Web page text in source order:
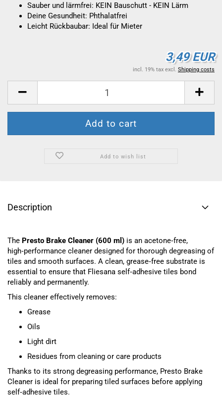
Sauber und lärmfrei: KEIN Bauschutt - KEIN Lärm
Deine Gesundheit: Phthalatfrei
Leicht Rückbaubar: Ideal für Mieter
3,49 EUR
incl. 19% tax excl. Shipping costs
Add to wish list
Description
The Presto Brake Cleaner (600 ml) is an acetone‑free,
high‑performance cleaner designed for thorough degreasing of
tiles and smooth surfaces. A clean, grease‑free substrate is
essential to ensure that Fliesana self‑adhesive tiles bond
reliably and permanently.
This cleaner effectively removes:
Grease
Oils
Light dirt
Residues from cleaning or care products
Thanks to its strong degreasing performance, Presto Brake
Cleaner is ideal for preparing tiled surfaces before applying
self‑adhesive tiles.